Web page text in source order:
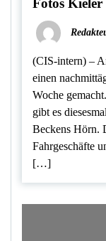
Fotos
(CIS-intern) –
einen
Woche
gibt es
Beckens Hörn.
Fahrgeschäfte
[…]